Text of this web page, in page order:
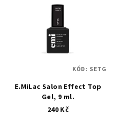
E.MiLac Salon Effect Top
Gel, 9 ml.
240 Kč
KÓD: SETG